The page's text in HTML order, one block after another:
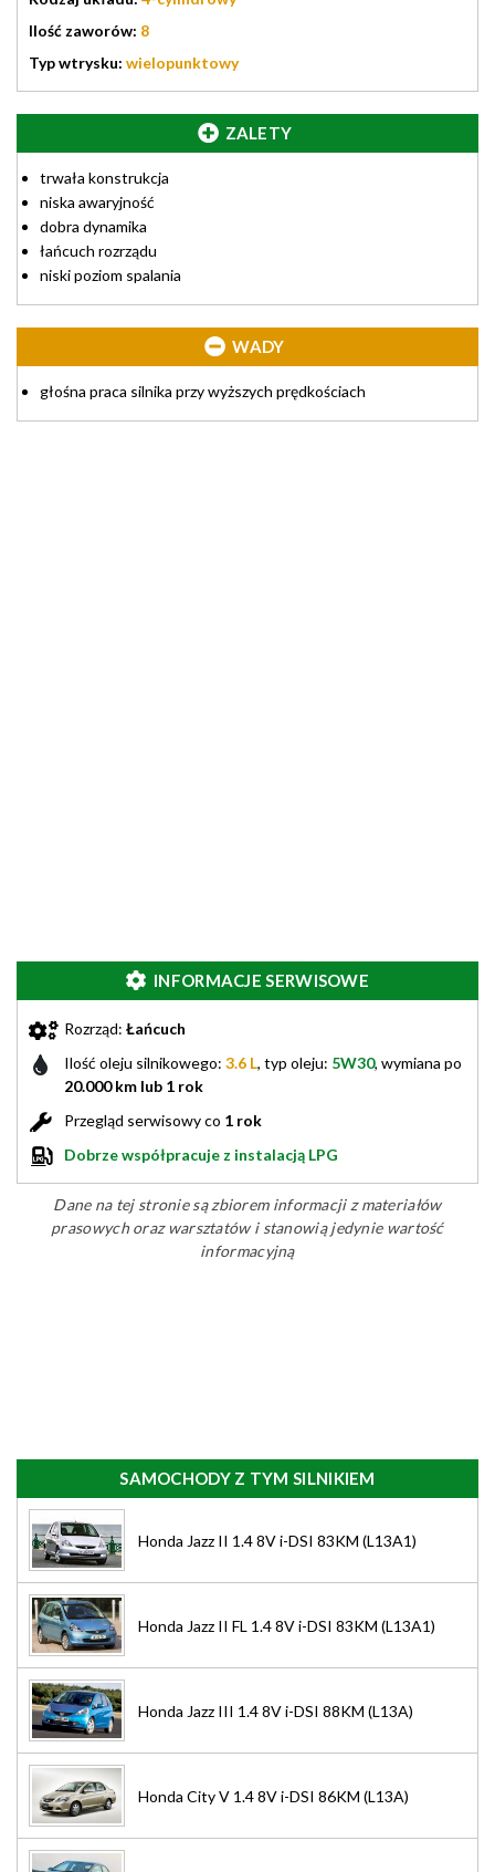
Ilość zaworów: 8
Typ wtrysku: wielopunktowy
ZALETY
trwała konstrukcja
niska awaryjność
dobra dynamika
łańcuch rozrządu
niski poziom spalania
WADY
głośna praca silnika przy wyższych prędkościach
INFORMACJE SERWISOWE
Rozrząd: Łańcuch
Ilość oleju silnikowego: 3.6 L, typ oleju: 5W30, wymiana po
20.000 km lub 1 rok
Przegląd serwisowy co 1 rok
Dobrze współpracuje z instalacją LPG
Dane na tej stronie są zbiorem informacji z materiałów
prasowych oraz warsztatów i stanowią jedynie wartość
informacyjną
SAMOCHODY Z TYM SILNIKIEM
Honda Jazz II 1.4 8V i-DSI 83KM (L13A1)
Honda Jazz II FL 1.4 8V i-DSI 83KM (L13A1)
Honda Jazz III 1.4 8V i-DSI 88KM (L13A)
Honda City V 1.4 8V i-DSI 86KM (L13A)